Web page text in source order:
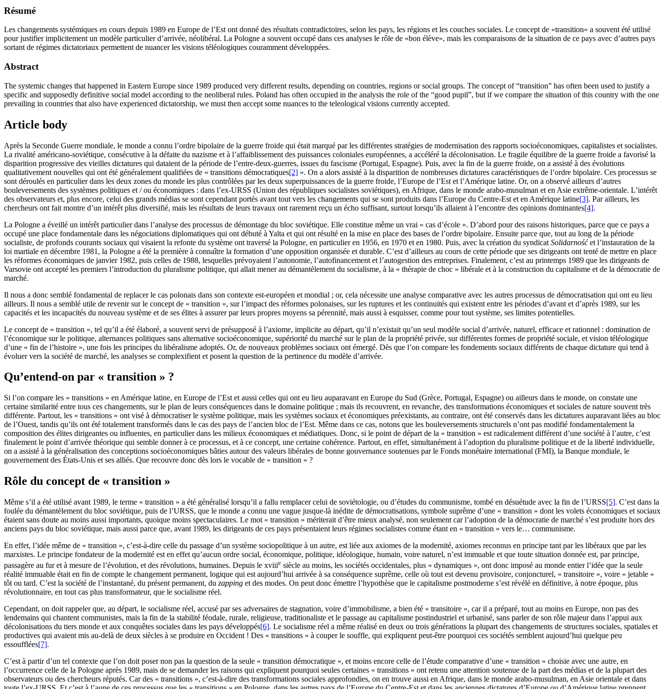
Résumé
Les changements systémiques en cours depuis 1989 en Europe de l’Est ont donné des résultats contradictoires, selon les pays, les régions et les couches sociales. Le concept de «transition» a souvent été utilisé
pour justifier implicitement un modèle particulier d’arrivée, néolibéral. La Pologne a souvent occupé dans ces analyses le rôle de «bon élève», mais les comparaisons de la situation de ce pays avec d’autres pays
sortant de régimes dictatoriaux permettent de nuancer les visions téléologiques couramment développées.
Abstract
The systemic changes that happened in Eastern Europe since 1989 produced very different results, depending on countries, regions or social groups. The concept of “transition” has often been used to justify a
specific and supposedly definitive social model according to the neoliberal rules. Poland has often occupied in the analysis the role of the “good pupil”, but if we compare the situation of this country with the one
prevailing in countries that also have experienced dictatorship, we must then accept some nuances to the teleological visions currently accepted.
Article body
Après la Seconde Guerre mondiale, le monde a connu l’ordre bipolaire de la guerre froide qui était marqué par les différentes stratégies de modernisation des rapports socioéconomiques, capitalistes et socialistes.
La rivalité américano-soviétique, consécutive à la défaite du nazisme et à l’affaiblissement des puissances coloniales européennes, a accéléré la décolonisation. Le fragile équilibre de la guerre froide a favorisé la
disparition progressive des vieilles dictatures qui dataient de la période de l’entre-deux-guerres, issues du fascisme (Portugal, Espagne). Puis, avec la fin de la guerre froide, on a assisté à des évolutions
qualitativement nouvelles qui ont été généralement qualifiées de « transitions démocratiques[2] ». On a alors assisté à la disparition de nombreuses dictatures caractéristiques de l’ordre bipolaire. Ces processus se
sont déroulés en particulier dans les deux zones du monde les plus contrôlées par les deux superpuissances de la guerre froide, l’Europe de l’Est et l’Amérique latine. Or, on a observé ailleurs d’autres
bouleversements des systèmes politiques et / ou économiques : dans l’ex-URSS (Union des républiques socialistes soviétiques), en Afrique, dans le monde arabo-musulman et en Asie extrême-orientale. L’intérêt
des observateurs et, plus encore, celui des grands médias se sont cependant portés avant tout vers les changements qui se sont produits dans l’Europe du Centre-Est et en Amérique latine[3]. Par ailleurs, les
chercheurs ont fait montre d’un intérêt plus diversifié, mais les résultats de leurs travaux ont rarement reçu un écho suffisant, surtout lorsqu’ils allaient à l’encontre des opinions dominantes[4].
La Pologne a éveillé un intérêt particulier dans l’analyse des processus de démontage du bloc soviétique. Elle constitue même un vrai « cas d’école ». D’abord pour des raisons historiques, parce que ce pays a
occupé une place fondamentale dans les négociations diplomatiques qui ont débuté à Yalta et qui ont résulté en la mise en place des bases de l’ordre bipolaire. Ensuite parce que, tout au long de la période
socialiste, de profonds courants sociaux qui visaient la refonte du système ont traversé la Pologne, en particulier en 1956, en 1970 et en 1980. Puis, avec la création du syndicat Solidarnośćet l’instauration de la
loi martiale en décembre 1981, la Pologne a été la première à connaître la formation d’une opposition organisée et durable. C’est d’ailleurs au cours de cette période que ses dirigeants ont tenté de mettre en place
les réformes économiques de janvier 1982, puis celles de 1988, lesquelles prévoyaient l’autonomie, l’autofinancement et l’autogestion des entreprises. Finalement, c’est au printemps 1989 que les dirigeants de
Varsovie ont accepté les premiers l’introduction du pluralisme politique, qui allait mener au démantèlement du socialisme, à la « thérapie de choc » libérale et à la construction du capitalisme et de la démocratie de
marché.
Il nous a donc semblé fondamental de replacer le cas polonais dans son contexte est-européen et mondial ; or, cela nécessite une analyse comparative avec les autres processus de démocratisation qui ont eu lieu
ailleurs. Il nous a semblé utile de revenir sur le concept de « transition », sur l’impact des réformes polonaises, sur les ruptures et les continuités qui existent entre les périodes d’avant et d’après 1989, sur les
capacités et les incapacités du nouveau système et de ses élites à assurer par leurs propres moyens sa pérennité, mais aussi à esquisser, comme pour tout système, ses limites potentielles.
Le concept de « transition », tel qu’il a été élaboré, a souvent servi de présupposé à l’axiome, implicite au départ, qu’il n’existait qu’un seul modèle social d’arrivée, naturel, efficace et rationnel : domination de
l’économique sur le politique, alternances politiques sans alternative socioéconomique, supériorité du marché sur le plan de la propriété privée, sur différentes formes de propriété sociale, et vision téléologique
d’une « fin de l’histoire », une fois les principes du libéralisme adoptés. Or, de nouveaux problèmes sociaux ont émergé. Dès que l’on compare les fondements sociaux différents de chaque dictature qui tend à
évoluer vers la société de marché, les analyses se complexifient et posent la question de la pertinence du modèle d’arrivée.
Qu’entend-on par « transition » ?
Si l’on compare les « transitions » en Amérique latine, en Europe de l’Est et aussi celles qui ont eu lieu auparavant en Europe du Sud (Grèce, Portugal, Espagne) ou ailleurs dans le monde, on constate une
certaine similarité entre tous ces changements, sur le plan de leurs conséquences dans le domaine politique ; mais ils recouvrent, en revanche, des transformations économiques et sociales de nature souvent très
différente. Partout, les « transitions » ont visé à démocratiser le système politique, mais les systèmes sociaux et économiques préexistants, au contraire, ont été conservés dans les dictatures auparavant liées au bloc
de l’Ouest, tandis qu’ils ont été totalement transformés dans le cas des pays de l’ancien bloc de l’Est. Même dans ce cas, notons que les bouleversements structurels n’ont pas modifié fondamentalement la
composition des élites dirigeantes ou influentes, en particulier dans les milieux économiques et médiatiques. Donc, si le point de départ de la « transition » est radicalement différent d’une société à l’autre, c’est
finalement le point d’arrivée théorique qui semble donner à ce processus, et à ce concept, une certaine cohérence. Partout, en effet, simultanément à l’adoption du pluralisme politique et de la liberté individuelle,
on a assisté à la généralisation des conceptions socioéconomiques bâties autour des valeurs libérales de bonne gouvernance soutenues par le Fonds monétaire international (FMI), la Banque mondiale, le
gouvernement des États-Unis et ses alliés. Que recouvre donc dès lors le vocable de « transition » ?
Rôle du concept de « transition »
Même s’il a été utilisé avant 1989, le terme « transition » a été généralisé lorsqu’il a fallu remplacer celui de soviétologie, ou d’études du communisme, tombé en désuétude avec la fin de l’URSS[5]. C’est dans la
foulée du démantèlement du bloc soviétique, puis de l’URSS, que le monde a connu une vague jusque-là inédite de démocratisations, symbole suprême d’une « transition » dont les volets économiques et sociaux
étaient sans doute au moins aussi importants, quoique moins spectaculaires. Le mot « transition » mériterait d’être mieux analysé, non seulement car l’adoption de la démocratie de marché s’est produite hors des
anciens pays du bloc soviétique, mais aussi parce que, avant 1989, les dirigeants de ces pays présentaient leurs régimes socialistes comme étant en « transition » vers le… communisme.
En effet, l’idée même de « transition », c’est-à-dire celle du passage d’un système sociopolitique à un autre, est liée aux axiomes de la modernité, axiomes reconnus en principe tant par les libéraux que par les
marxistes. Le principe fondateur de la modernité est en effet qu’aucun ordre social, économique, politique, idéologique, humain, voire naturel, n’est immuable et que toute situation donnée est, par principe,
passagère au fur et à mesure de l’évolution, et des révolutions, humaines. Depuis le xviiie siècle au moins, les sociétés occidentales, plus « dynamiques », ont donc imposé au monde entier l’idée que la seule
réalité immuable était en fin de compte le changement permanent, logique qui est aujourd’hui arrivée à sa conséquence suprême, celle où tout est devenu provisoire, conjoncturel, « transitoire », voire « jetable »
tôt ou tard. C’est la société de l’instantané, du présent permanent, du zapping et des modes. On peut donc émettre l’hypothèse que le capitalisme postmoderne s’est révélé en définitive, à notre époque, plus
révolutionnaire, en tout cas plus transformateur, que le socialisme réel.
Cependant, on doit rappeler que, au départ, le socialisme réel, accusé par ses adversaires de stagnation, voire d’immobilisme, a bien été « transitoire », car il a préparé, tout au moins en Europe, non pas des
lendemains qui chantent communistes, mais la fin de la stabilité féodale, rurale, religieuse, traditionaliste et le passage au capitalisme postindustriel et urbanisé, sans parler de son rôle majeur dans l’appui aux
décolonisations du tiers monde et aux conquêtes sociales dans les pays développés[6]. Le socialisme réel a même réalisé en deux ou trois générations la plupart des changements de structures sociales, spatiales et
productives qui avaient mis au-delà de deux siècles à se produire en Occident ! Des « transitions » à couper le souffle, qui expliquent peut-être pourquoi ces sociétés semblent aujourd’hui quelque peu
essoufflées[7].
C’est à partir d’un tel contexte que l’on doit poser non pas la question de la seule « transition démocratique », et moins encore celle de l’étude comparative d’une « transition » choisie avec une autre, en
l’occurrence celle de la Pologne après 1989, mais de se demander les raisons qui expliquent pourquoi seules certaines « transitions » ont retenu une attention soutenue de la part des médias et de la plupart des
observateurs ou des chercheurs réputés. Car des « transitions », c’est-à-dire des transformations sociales approfondies, on en trouve aussi en Afrique, dans le monde arabo-musulman, en Asie orientale et dans